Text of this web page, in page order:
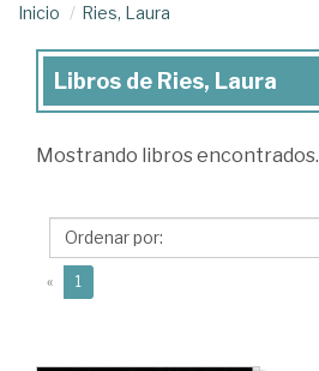
Inicio Ries, Laura
Libros
Ries,
Libros de Ries, Laura
Mostrando libros encontrados.
« 1